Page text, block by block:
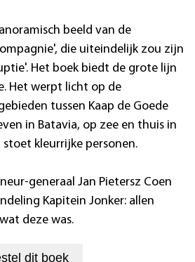
beeld van de
die uiteindelijk zou zijn
Het boek biedt de grote lijn
Het werpt licht op de
tussen Kaap de Goede
in Batavia, op zee en thuis in
stoet kleurrijke personen.
generaal Jan Pietersz Coen
Kapitein Jonker: allen
deze was.
dit boek